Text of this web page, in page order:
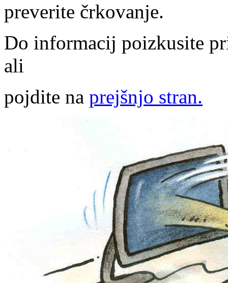
preverite črkovanje.
Do informacij poizkusite
ali
pojdite na prejšnjo stran.